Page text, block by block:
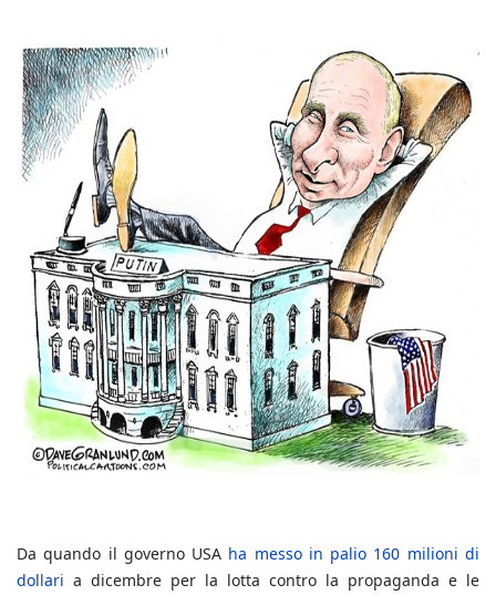
Da quando il governo USA ha messo in palio 160 milioni di
dollari a dicembre per la lotta contro la propaganda e le